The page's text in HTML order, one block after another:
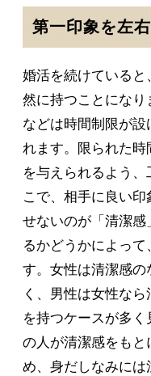
第一印象を左
婚活を続けていると
然に持つことになり
などは時間制限が
れます。限られた時
を与えられるよう
こで、相手に良い
せないのが「清潔
るかどうかによっ
す。女性は清潔感
く、男性は女性な
を持つケースが多く
の人が清潔感をもと
め、身だしなみには